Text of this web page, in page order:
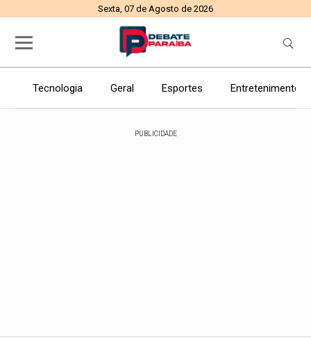
Sexta, 07 de Agosto de 2026
Tecnologia Geral Esportes Entretenimento
PUBLICIDADE